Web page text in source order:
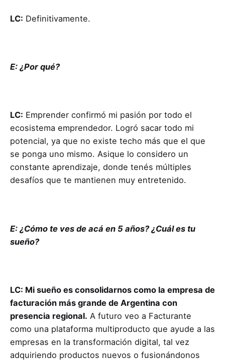
LC: Definitivamente.
E: ¿Por qué?
LC: Emprender confirmó mi pasión por todo el
ecosistema emprendedor. Logró sacar todo mi
potencial, ya que no existe techo más que el que
se ponga uno mismo. Asique lo considero un
constante aprendizaje, donde tenés múltiples
desafíos que te mantienen muy entretenido.
E: ¿Cómo te ves de acá en 5 años? ¿Cuál es tu
sueño?
LC: Mi sueño es consolidarnos como la empresa de
facturación más grande de Argentina con
presencia regional. A futuro veo a Facturante
como una plataforma multiproducto que ayude a las
empresas en la transformación digital, tal vez
adquiriendo productos nuevos o fusionándonos